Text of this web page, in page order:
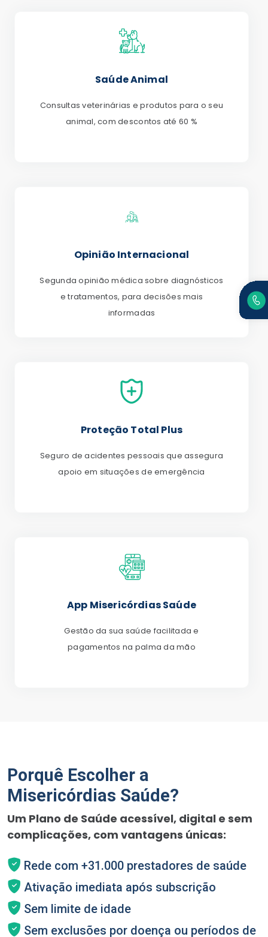
Saúde Animal
Consultas veterinárias e produtos para o seu
animal, com descontos até 60 %
Opinião Internacional
Segunda opinião médica sobre diagnósticos
e tratamentos, para decisões mais
informadas
Proteção Total Plus
Seguro de acidentes pessoais que assegura
apoio em situações de emergência
App Misericórdias Saúde
Gestão da sua saúde facilitada e
pagamentos na palma da mão
Porquê Escolher a
Misericórdias Saúde?
Um Plano de Saúde acessível, digital e sem
complicações, com vantagens únicas:
Rede com +31.000 prestadores de saúde
Ativação imediata após subscrição
Sem limite de idade
Sem exclusões por doença ou períodos de